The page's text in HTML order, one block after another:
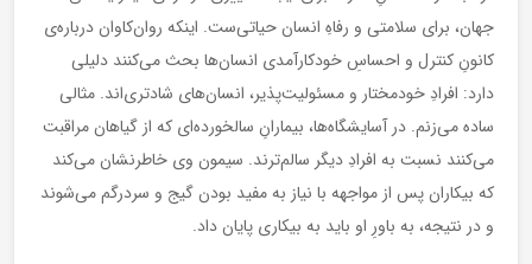
جهان، برای سلامتی و رفاهِ انسان حیاتی‌ست. اینکه روان‌کاوان درباره‌ی
کانونِ کنترل و احساسِ خودکارآمدی انسان‌ها بحث می‌کنند دلیلی
دارد: افرادِ خودمختار و مسئولیت‌پذیر، انسان‌های شادتری‌اند. مثالی
ساده می‌زنم. در آسایشگاه‌ها، بیمارانِ سالخورده‌ای که از گیاهان مراقبت
می‌کنند نسبت به افرادِ دیگر سالم‌ترند. سیمون وی خاطرنشان می‌کند
که بیکاران پس از مواجهه با نیاز به مفید بودن گیج و سردرگم می‌شوند
و در نتیجه، به باورِ او باید به بیکاری پایان داد.